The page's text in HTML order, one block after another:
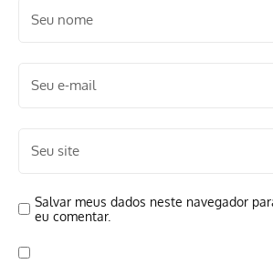
Salvar meus dados neste navegador
eu comentar.